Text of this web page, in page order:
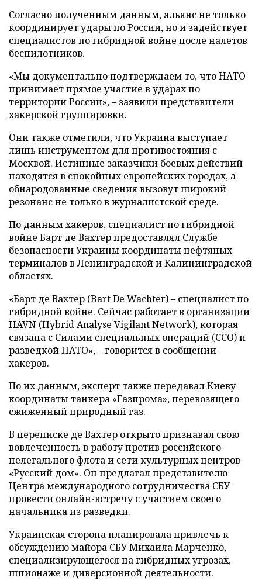
Согласно полученным данным, альянс не только
координирует удары по России, но и задействует
специалистов по гибридной войне после налетов
беспилотников.
«Мы документально подтверждаем то, что НАТО
принимает прямое участие в ударах по
территории России», – заявили представители
хакерской группировки.
Они также отметили, что Украина выступает
лишь инструментом для противостояния с
Москвой. Истинные заказчики боевых действий
находятся в спокойных европейских городах, а
обнародованные сведения вызовут широкий
резонанс не только в журналистской среде.
По данным хакеров, специалист по гибридной
войне Барт де Вахтер предоставлял Службе
безопасности Украины координаты нефтяных
терминалов в Ленинградской и Калининградской
областях.
«Барт де Вахтер (Bart De Wachter) – специалист по
гибридной войне. Сейчас работает в организации
HAVN (Hybrid Analyse Vigilant Network), которая
связана с Силами специальных операций (ССО) и
разведкой НАТО», – говорится в сообщении
хакеров.
По их данным, эксперт также передавал Киеву
координаты танкера «Газпрома», перевозящего
сжиженный природный газ.
В переписке де Вахтер открыто признавал свою
вовлеченность в работу против российского
нелегального флота и сети культурных центров
«Русский дом». Он предлагал представителю
Центра международного сотрудничества СБУ
провести онлайн-встречу с участием своего
начальника из разведки.
Украинская сторона планировала привлечь к
обсуждению майора СБУ Михаила Марченко,
специализирующегося на гибридных угрозах,
шпионаже и диверсионной деятельности.